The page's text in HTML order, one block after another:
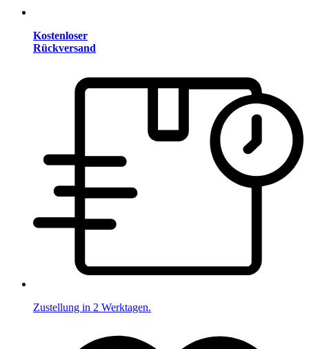
Kostenloser
Rückversand
Zustellung in 2 Werktagen.